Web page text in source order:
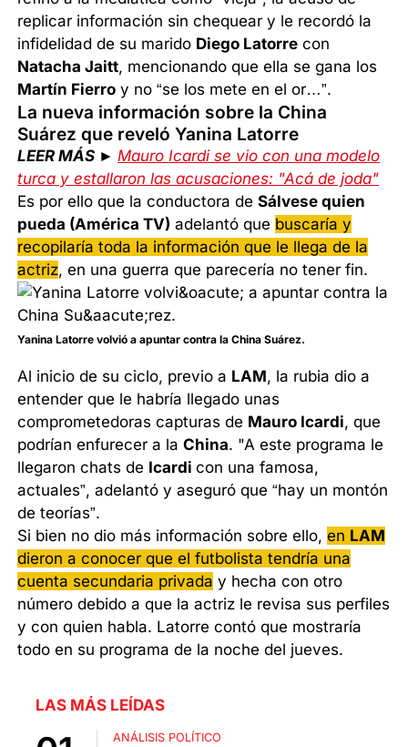
replicar información sin chequear y le recordó la
infidelidad de su marido Diego Latorre con
Natacha Jaitt, mencionando que ella se gana los
Martín Fierro y no “se los mete en el or…”.
La nueva información sobre la China
Suárez que reveló Yanina Latorre
LEER MÁS ►Mauro Icardi se vio con una modelo
turca y estallaron las acusaciones: "Acá de joda"
Es por ello que la conductora deSálvese quien
pueda (América TV) adelantó que buscaría y
recopilaría toda la información que le llega de la
actriz, en una guerra que parecería no tener fin.
Yanina Latorre volvió a apuntar contra la China Suárez.
Al inicio de su ciclo, previo a LAM, la rubia dio a
entender que le habría llegado unas
comprometedoras capturas de Mauro Icardi, que
podrían enfurecer a laChina. "A este programa le
llegaron chats de Icardicon una famosa,
actuales”, adelantó y aseguró que “hay un montón
de teorías”.
Si bien no dio más información sobre ello,en LAM
dieron a conocer que el futbolista tendría una
cuenta secundaria privada y hecha con otro
número debido a que la actriz le revisa sus perfiles
y con quien habla. Latorre contó que mostraría
todo en su programa de la noche del jueves.
LAS MÁS LEÍDAS
ANÁLISIS POLÍTICO